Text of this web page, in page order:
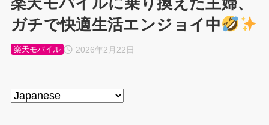
ガチで快適生活エンジョイ中
2026年2月22日
楽天モバイル